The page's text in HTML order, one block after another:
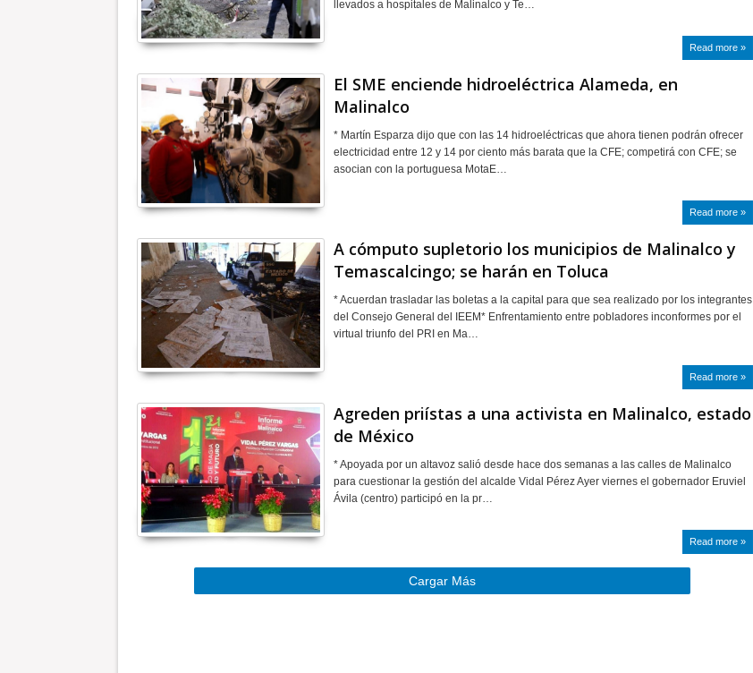
llevados a hospitales de Malinalco y Te…
Read more »
El SME enciende hidroeléctrica Alameda, en
Malinalco
* Martín Esparza dijo que con las 14 hidroeléctricas que ahora tienen podrán ofrecer
electricidad entre 12 y 14 por ciento más barata que la CFE; competirá con CFE; se
asocian con la portuguesa MotaE…
Read more »
A cómputo supletorio los municipios de Malinalco y
Temascalcingo; se harán en Toluca
* Acuerdan trasladar las boletas a la capital para que sea realizado por los integrantes
del Consejo General del IEEM* Enfrentamiento entre pobladores inconformes por el
virtual triunfo del PRI en Ma…
Read more »
Agreden priístas a una activista en Malinalco, estado
de México
* Apoyada por un altavoz salió desde hace dos semanas a las calles de Malinalco
para cuestionar la gestión del alcalde Vidal Pérez Ayer viernes el gobernador Eruviel
Ávila (centro) participó en la pr…
Read more »
Cargar Más